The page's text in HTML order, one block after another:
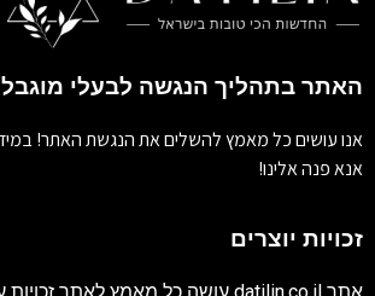
האתר בתהליך הנגשה לבעלי
אנו עושים כל מאמץ להשלים את הנגשת האתר!
אנא פנה אלינו!
זכויות יוצרים